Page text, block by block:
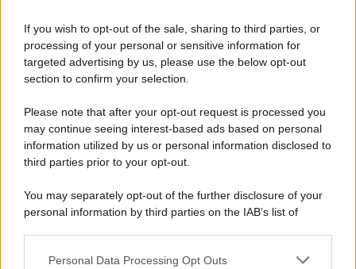
If you wish to opt-out of the sale, sharing to third parties, or
processing of your personal or sensitive information for
targeted advertising by us, please use the below opt-out
section to confirm your selection.
Please note that after your opt-out request is processed you
may continue seeing interest-based ads based on personal
information utilized by us or personal information disclosed to
third parties prior to your opt-out.
You may separately opt-out of the further disclosure of your
personal information by third parties on the IAB’s list of
This information may also be disclosed by us to third parties
Personal Data Processing Opt Outs
Il lutto /Addio a Livio Berruti, leggenda dello sprint
italiano
L’oro olimpico nei 200 metri a Roma 1960 aveva 87 anni. È morto
Motociclismo /
Raúl Fernández vince il Gp di Gran
Bretagna davanti a Martin e Bezzecchi